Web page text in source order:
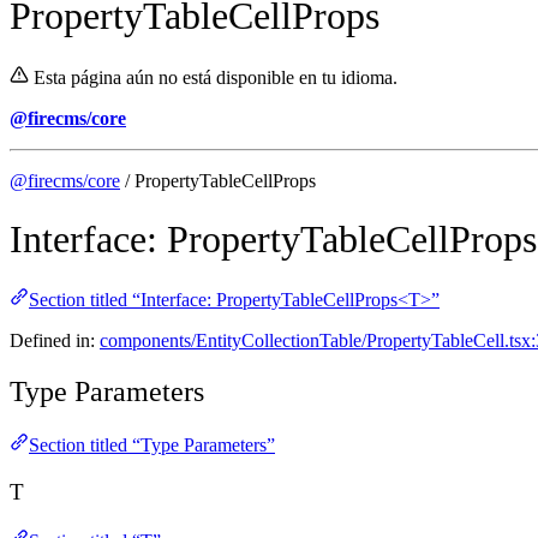
PropertyTableCellProps
Esta página aún no está disponible en tu idioma.
@firecms/core
@firecms/core / PropertyTableCellProps
Interface:
Section titled “Interface: PropertyTableCellProps<T>”
Defined in: components/EntityCollectionTable/
Type Parameters
Section titled “Type Parameters”
T